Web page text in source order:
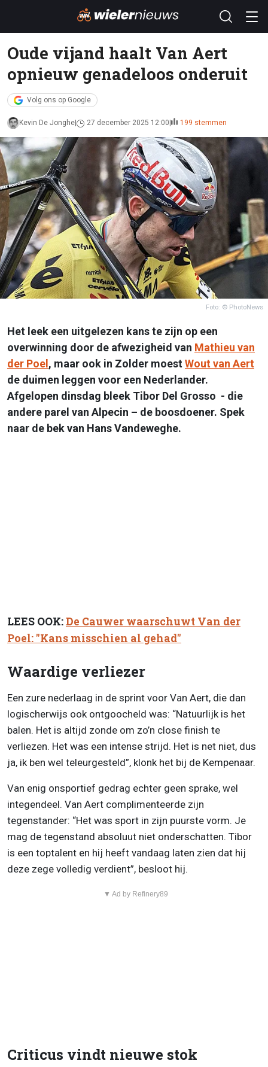
Oude vijand haalt Van Aert
opnieuw genadeloos onderuit
Volg ons op Google
Kevin De Jonghe 27 december 2025 12:00 199 stemmen
Foto: © PhotoNews
Het leek een uitgelezen kans te zijn op een
overwinning door de afwezigheid van Mathieu van
der Poel, maar ook in Zolder moestWout van Aert
de duimen leggen voor een Nederlander.
Afgelopen dinsdag bleek Tibor Del Grosso - die
andere parel van Alpecin – de boosdoener. Spek
naar de bek van Hans Vandeweghe.
LEES OOK:De Cauwer waarschuwt Van der
Poel: "Kans misschien al gehad"
Waardige verliezer
Een zure nederlaag in de sprint voor Van Aert, die dan
logischerwijs ook ontgoocheld was: “Natuurlijk is het
balen. Het is altijd zonde om zo’n close finish te
verliezen. Het was een intense strijd. Het is net niet, dus
ja, ik ben wel teleurgesteld”, klonk het bij de Kempenaar.
Van enig onsportief gedrag echter geen sprake, wel
integendeel. Van Aert complimenteerde zijn
tegenstander: “Het was sport in zijn puurste vorm. Je
mag de tegenstand absoluut niet onderschatten. Tibor
is een toptalent en hij heeft vandaag laten zien dat hij
deze zege volledig verdient”, besloot hij.
▼ Ad by Refinery89
Criticus vindt nieuwe stok